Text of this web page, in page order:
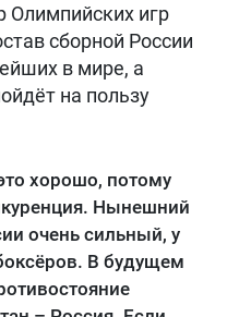
Олимпийских игр
сборной России
в мире, а
на пользу
хорошо, потому
Нынешний
очень сильный, у
В будущем